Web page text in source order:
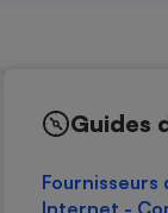
Guides
Fournisseurs
Internet -
Vente - Location